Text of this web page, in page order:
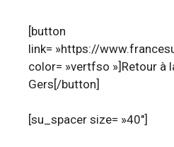
[button
link= »https://
color= »vertfso »]Retour à
Gers[/button]
[su_spacer size= »40″]